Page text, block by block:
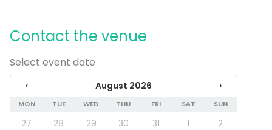
Dinner / Lunch
Meeting
Conference / Seminar
Fair / Exhibition
Performance / Show
Cabin trip / Retreat
Experience / Activity
Contact the venue
Select event date
‹ August 2026 ›
MON TUE WED THU FRI SAT SUN
27 28 29 30 31 1
2